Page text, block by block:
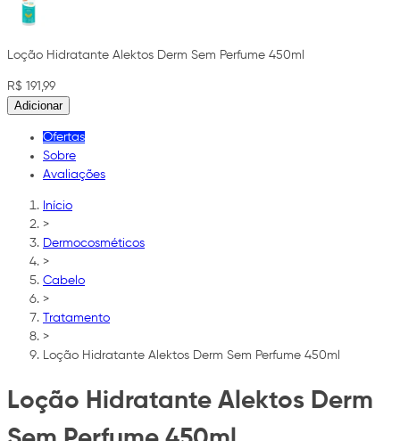
Loção Hidratante Alektos Derm Sem Perfume 450ml
R$ 191,99
Adicionar
Ofertas
Sobre
Avaliações
Início
>
Dermocosméticos
>
Cabelo
>
Tratamento
>
Loção Hidratante Alektos Derm Sem Perfume 450ml
Loção Hidratante Alektos Derm